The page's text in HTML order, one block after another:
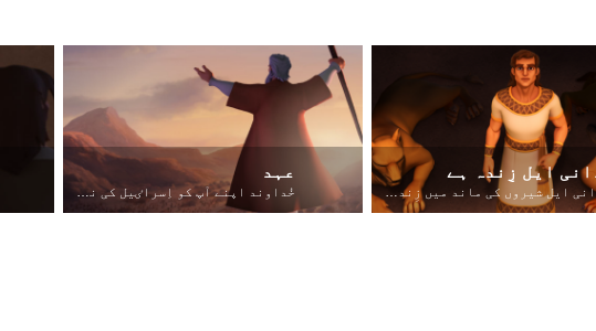
عہد
خُداوند اپنے آپ کو اِسراٸیل کی نسَل پر ظاہِر کرتا ہے
ایل زِندہ ہے
دانی ایل شیروں کی ماند میں زِندہ بچ جاتا ہے